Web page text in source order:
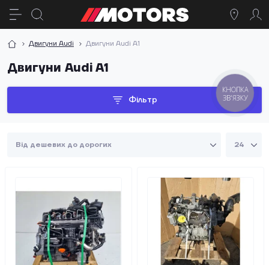
Двигуни Audi Двигуни Audi A1
Двигуни Audi A1
Фільтр
КНОПКА
ЗВ'ЯЗКУ